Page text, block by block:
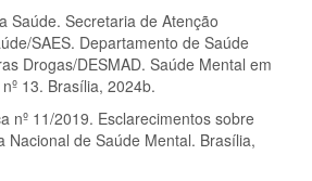
Saúde. Secretaria de Atenção
SAES. Departamento de Saúde
Drogas/DESMAD. Saúde Mental em
13. Brasília, 2024b.
nº 11/2019. Esclarecimentos sobre
Nacional de Saúde Mental. Brasília,